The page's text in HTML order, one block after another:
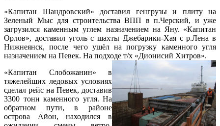
«Капитан Шандровский» доставил генгрузы и плиту на
Зеленый Мыс для строительства ВПП в п.Черский, и уже
загрузился каменным углем назначением на Яну. «Капитан
Орлов», доставил уголь с шахты Джебарики-Хая с р.Лена в
Нижнеянск, после чего ушёл на погрузку каменного угля
назначением на Певек. На подходе т/х «Дионисий Хитров».
«Капитан Слобожанин» в
тяжелейших ледовых условиях
сделал рейс на Певек, доставив
3300 тонн каменного угля. На
обратном пути, в районе
острова Айон, находился в